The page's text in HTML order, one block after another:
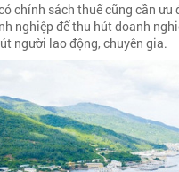
chính sách thuế cũng cần ưu
nghiệp để thu hút doanh
người lao động, chuyên gia.